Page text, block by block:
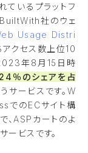
いるプラットフ
BuiltWith社のウェ
Usage Distri
アクセス数上位10
年8月15日時
24％のシェアを占
サービスです。W
のECサイト構
、ASPカートのよ
ービスです。